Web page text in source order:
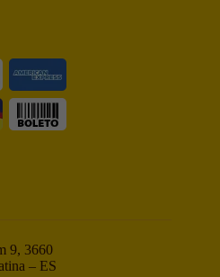
9, 3660
– ES